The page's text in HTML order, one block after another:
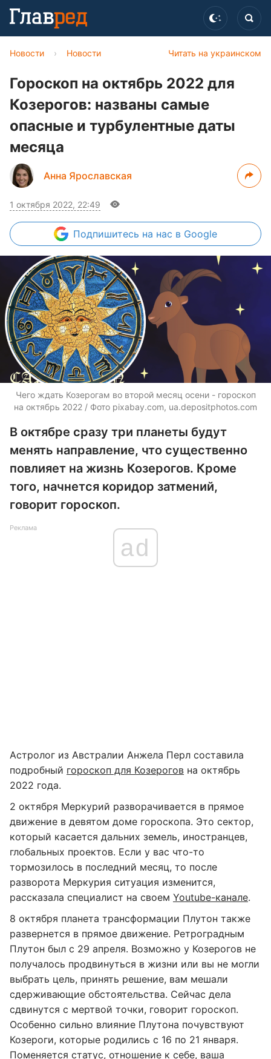
Читать на украинском
Новости › Новости
Гороскоп на октябрь 2022 для
Козерогов: названы самые
опасные и турбулентные даты
месяца
Анна Ярославская
1 октября 2022, 22:49
Подпишитесь на нас в Google
Чего ждать Козерогам во второй месяц осени - гороскоп
на октябрь 2022 / Фото pixabay.com, ua.depositphotos.com
В октябре сразу три планеты будут
менять направление, что существенно
повлияет на жизнь Козерогов. Кроме
того, начнется коридор затмений,
говорит гороскоп.
Реклама
ad
Астролог из Австралии Анжела Перл составила
подробный гороскоп для Козерогов на октябрь
2022 года.
2 октября Меркурий разворачивается в прямое
движение в девятом доме гороскопа. Это сектор,
который касается дальних земель, иностранцев,
глобальных проектов. Если у вас что-то
тормозилось в последний месяц, то после
разворота Меркурия ситуация изменится,
рассказала специалист на своем Youtube-канале.
8 октября планета трансформации Плутон также
развернется в прямое движение. Ретроградным
Плутон был с 29 апреля. Возможно у Козерогов не
получалось продвинуться в жизни или вы не могли
выбрать цель, принять решение, вам мешали
сдерживающие обстоятельства. Сейчас дела
сдвинутся с мертвой точки, говорит гороскоп.
Особенно сильно влияние Плутона почувствуют
Козероги, которые родились с 16 по 21 января.
Поменяется статус, отношение к себе, ваша